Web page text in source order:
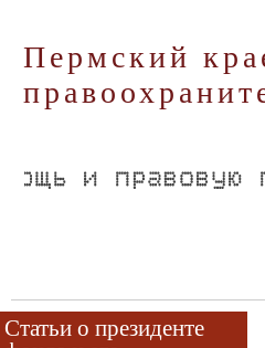
Пермский
Статьи о президенте